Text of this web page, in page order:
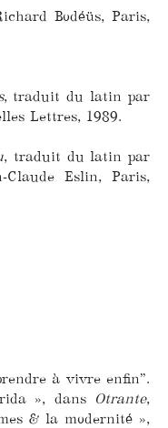
Bodéüs, Paris,
, traduit du latin par
Lettres, 1989.
, traduit du latin par
Eslin, Paris,
à vivre enfin”.
», dans Otrante,
& la modernité »,